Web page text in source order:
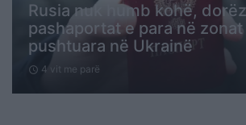
Rusia nuk humb kohë,
pashaportat e para në zonat
pushtuara në Ukrainë
schedule 4 vit me parë